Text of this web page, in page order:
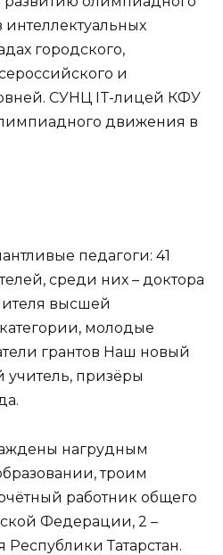
городского,
и
СУНЦ IT-лицей КФУ
движения в
педагоги: 41
среди них – доктора
высшей
молодые
грантов Наш новый
призёры
нагрудным
троим
работник общего
Федерации, 2 –
Республики Татарстан.